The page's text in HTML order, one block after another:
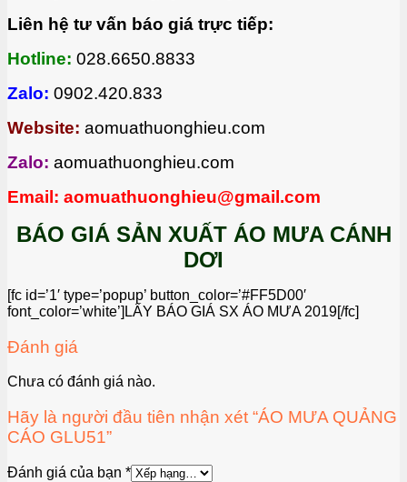
Liên hệ tư vấn báo giá trực tiếp:
Hotline: 028.6650.8833
Zalo: 0902.420.833
Website: aomuathuonghieu.com
Zalo: aomuathuonghieu.com
Email: aomuathuonghieu@gmail.com
BÁO GIÁ SẢN XUẤT ÁO MƯA CÁNH
DƠI
[fc id=’1′ type=’popup’ button_color=’#FF5D00′
font_color=’white’]LẤY BÁO GIÁ SX ÁO MƯA 2019[/fc]
Đánh giá
Chưa có đánh giá nào.
Hãy là người đầu tiên nhận xét “ÁO MƯA QUẢNG
CÁO GLU51”
Đánh giá của bạn *